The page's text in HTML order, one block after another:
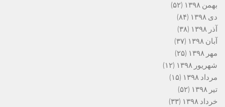
بهمن ۱۳۹۸
(۵۲)
دی ۱۳۹۸
(۸۴)
آذر ۱۳۹۸
(۳۸)
آبان ۱۳۹۸
(۳۷)
مهر ۱۳۹۸
(۲۵)
شهریور ۱۳۹۸
(۱۲)
مرداد ۱۳۹۸
(۱۵)
تیر ۱۳۹۸
(۵۲)
خرداد ۱۳۹۸
(۳۳)